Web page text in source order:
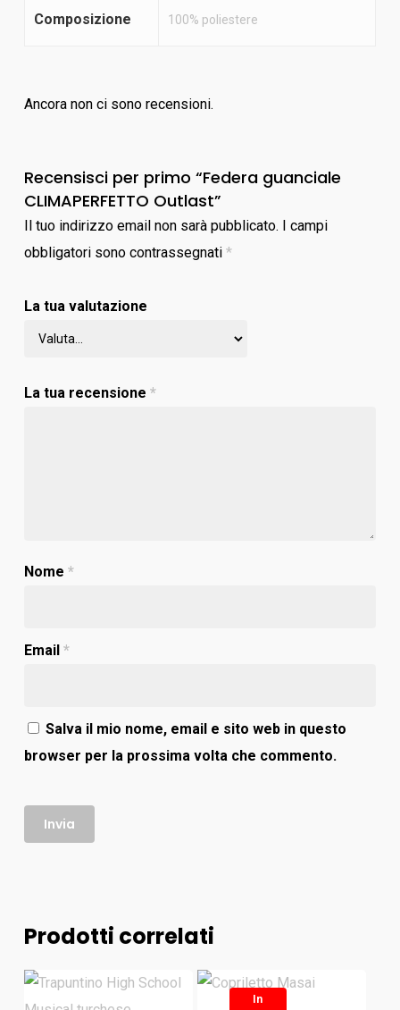
Composizione 100% poliestere
Ancora non ci sono recensioni.
Recensisci per primo “Federa guanciale
CLIMAPERFETTO Outlast”
Il tuo indirizzo email non sarà pubblicato.
I campi
obbligatori sono contrassegnati *
La tua valutazione
La tua recensione *
Nome *
Email *
Salva il mio nome, email e sito web in questo
browser per la prossima volta che commento.
Prodotti correlati
In